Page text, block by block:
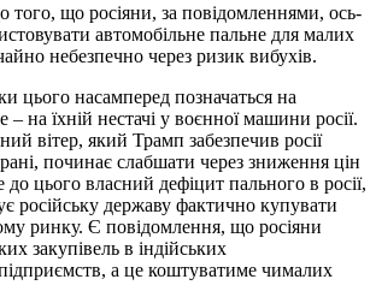
того, що росіяни, за повідомленнями, ось-
автомобільне пальне для малих
небезпечно через ризик вибухів.
цього насамперед позначаться на
– на їхній нестачі у воєнної машини росії.
вітер, який Трамп забезпечив росії
починає слабшати через зниження цін
цього власний дефіцит пального в росії,
російську державу фактично купувати
ринку. Є повідомлення, що росіяни
закупівель в індійських
а це коштуватиме чималих